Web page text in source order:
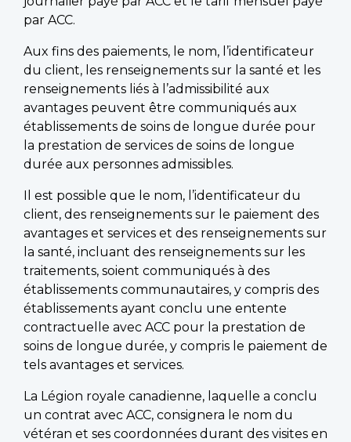
par ACC.
Aux fins des paiements, le nom, l’identificateur
du client, les renseignements sur la santé et les
renseignements liés à l’admissibilité aux
avantages peuvent être communiqués aux
établissements de soins de longue durée pour
la prestation de services de soins de longue
durée aux personnes admissibles.
Il est possible que le nom, l’identificateur du
client, des renseignements sur le paiement des
avantages et services et des renseignements sur
la santé, incluant des renseignements sur les
traitements, soient communiqués à des
établissements communautaires, y compris des
établissements ayant conclu une entente
contractuelle avec ACC pour la prestation de
soins de longue durée, y compris le paiement de
tels avantages et services.
La Légion royale canadienne, laquelle a conclu
un contrat avec ACC, consignera le nom du
vétéran et ses coordonnées durant des visites en